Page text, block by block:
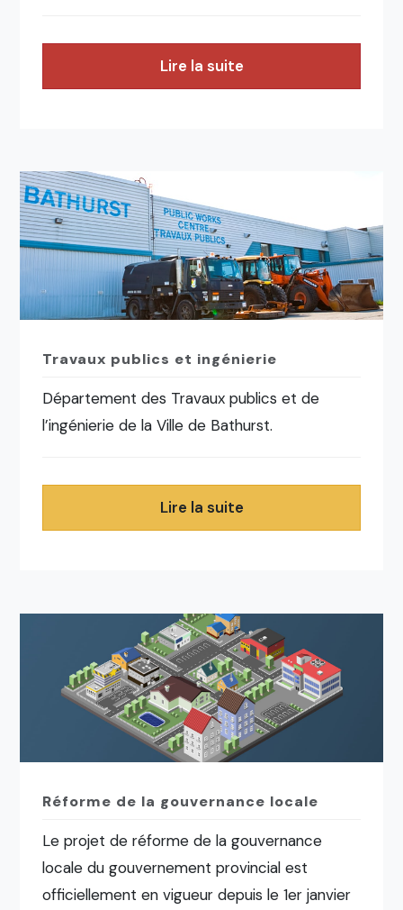
Lire la suite
Travaux publics et ingénierie
Département des Travaux publics et de
l’ingénierie de la Ville de Bathurst.
Lire la suite
Réforme de la gouvernance locale
Le projet de réforme de la gouvernance
locale du gouvernement provincial est
officiellement en vigueur depuis le 1er janvier